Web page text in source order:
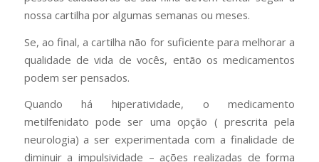
nossa cartilha por algumas semanas ou meses.
Se, ao final, a cartilha não for suficiente para melhorar a
qualidade de vida de vocês, então os medicamentos
podem ser pensados.
Quando há hiperatividade, o medicamento
metilfenidato pode ser uma opção ( prescrita pela
neurologia) a ser experimentada com a finalidade de
diminuir a impulsividade – ações realizadas de forma